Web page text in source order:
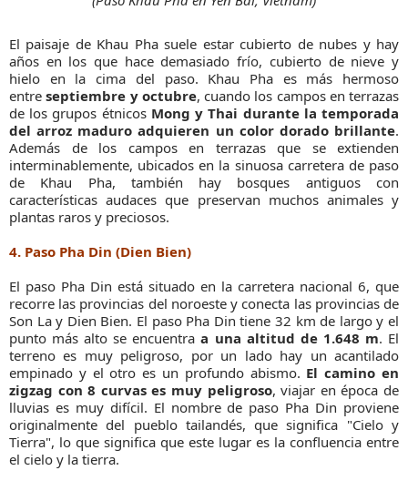
El paisaje de Khau Pha suele estar cubierto de nubes y hay
años en los que hace demasiado frío, cubierto de nieve y
hielo en la cima del paso. Khau Pha es más hermoso
entreseptiembre y octubre, cuando los campos en terrazas
de los grupos étnicos Mong y Thai durante la temporada
del arroz maduro adquieren un color dorado brillante.
Además de los campos en terrazas que se extienden
interminablemente, ubicados en la sinuosa carretera de paso
de Khau Pha, también hay bosques antiguos con
características audaces que preservan muchos animales y
plantas raros y preciosos.
4. Paso Pha Din (Dien Bien)
El paso Pha Din está situado en la carretera nacional 6, que
recorre las provincias del noroeste y conecta las provincias de
Son La y Dien Bien. El paso Pha Din tiene 32 km de largo y el
punto más alto se encuentra a una altitud de 1.648 m. El
terreno es muy peligroso, por un lado hay un acantilado
empinado y el otro es un profundo abismo. El camino en
zigzag con 8 curvas es muy peligroso, viajar en época de
lluvias es muy difícil. El nombre de paso Pha Din proviene
originalmente del pueblo tailandés, que significa "Cielo y
Tierra", lo que significa que este lugar es la confluencia entre
el cielo y la tierra.